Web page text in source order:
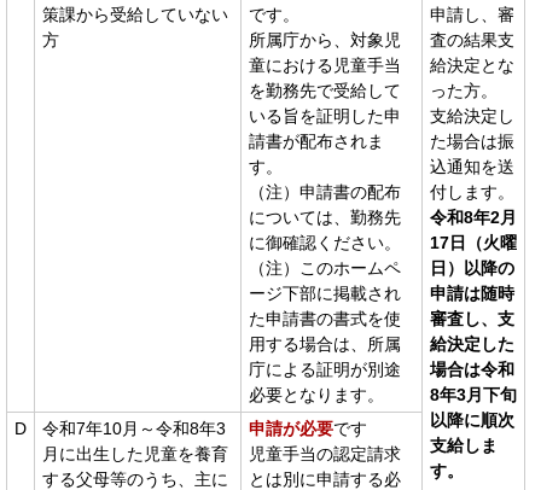
策課から受給していない
方
です。
所属庁から、対象児
童における児童手当
を勤務先で受給して
いる旨を証明した申
請書が配布されま
す。
（注）申請書の配布
については、勤務先
に御確認ください。
（注）このホームペ
ージ下部に掲載され
た申請書の書式を使
用する場合は、所属
庁による証明が別途
必要となります。
申請し、審
査の結果支
給決定とな
った方。
支給決定し
た場合は振
込通知を送
付します。
令和8年2月
17日（火曜
日）以降の
申請は随時
審査し、支
給決定した
場合は令和
8年3月下旬
以降に順次
支給しま
す。
D
令和7年10月～令和8年3
月に出生した児童を養育
する父母等のうち、主に
申請が必要です
児童手当の認定請求
とは別に申請する必